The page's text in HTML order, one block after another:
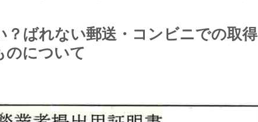
？ばれない郵送・コンビニでの取得
のについて